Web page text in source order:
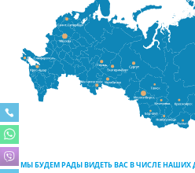
МЫ БУДЕМ РАДЫ ВИДЕТЬ ВАС В ЧИСЛЕ НАШИХ